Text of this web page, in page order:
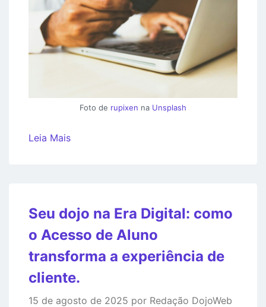
Foto de rupixen na Unsplash
Leia Mais
Seu dojo na Era Digital: como
o Acesso de Aluno
transforma a experiência de
cliente.
15 de agosto de 2025 por Redação DojoWeb